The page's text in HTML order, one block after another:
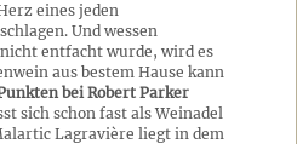
eines jeden
Und wessen
entfacht wurde, wird es
aus bestem Hause kann
bei Robert Parker
sich schon fast als Weinadel
Lagravière liegt in dem